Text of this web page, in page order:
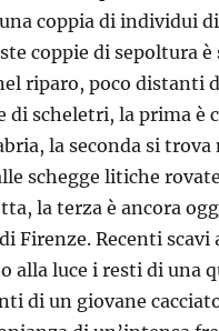
coppia di individui
coppie di sepoltura
riparo, poco distanti
di scheletri, la prima è
la seconda si trova
schegge litiche
la terza è ancora
Firenze. Recenti scavi
alla luce i resti di una
di un giovane